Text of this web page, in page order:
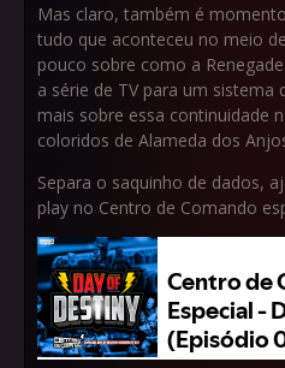
Mas claro, também é
tudo que aconteceu no meio
pouco sobre como a
a série de TV para um sistema
mais sobre essa continuidade
coloridos de Alameda dos
Separa o saquinho de dados,
play no Centro de Comando